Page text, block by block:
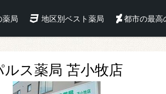
薬局 地区別ベスト薬局 都市の最高
ルス薬局 苫小牧店